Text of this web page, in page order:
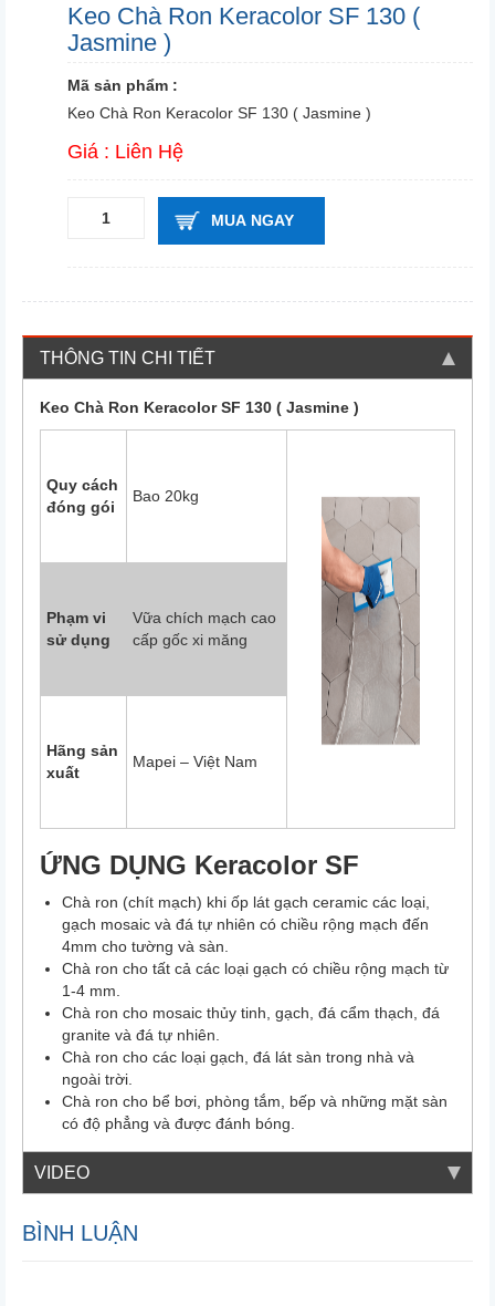
Keo Chà Ron Keracolor SF 130 (
Jasmine )
Mã sản phẩm :
Keo Chà Ron Keracolor SF 130 ( Jasmine )
Giá : Liên Hệ
MUA NGAY
THÔNG TIN CHI TIẾT
Keo Chà Ron Keracolor SF 130 ( Jasmine )
Quy cách
đóng gói
Bao 20kg
Phạm vi
sử dụng
Vữa chích mạch cao
cấp gốc xi măng
Hãng sản
xuất
Mapei – Việt Nam
ỨNG DỤNG Keracolor SF
Chà ron (chít mạch) khi ốp lát gạch ceramic các loại,
gạch mosaic và đá tự nhiên có chiều rộng mạch đến
4mm cho tường và sàn.
Chà ron cho tất cả các loại gạch có chiều rộng mạch từ
1-4 mm.
Chà ron cho mosaic thủy tinh, gạch, đá cẩm thạch, đá
granite và đá tự nhiên.
Chà ron cho các loại gạch, đá lát sàn trong nhà và
ngoài trời.
Chà ron cho bể bơi, phòng tắm, bếp và những mặt sàn
có độ phẳng và được đánh bóng.
VIDEO
BÌNH LUẬN